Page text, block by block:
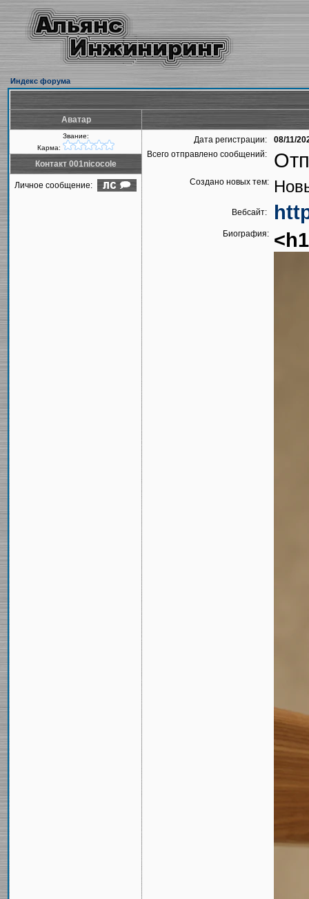
Индекс форума
Аватар
Звание:
Карма:
Дата регистрации:
08/11/
Всего отправлено сообщений:
Создано новых тем:
Вебсайт:
Биография:
Контакт 001nicocole
Личное сообщение: